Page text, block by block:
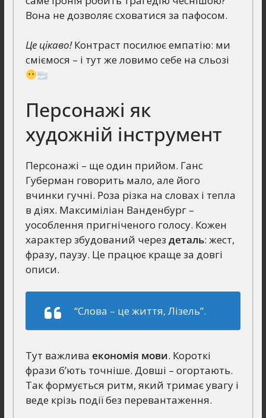
Вона не дозволяє сховатися за пафосом.
Це цікаво!Контраст посилює емпатію: ми
сміємося – і тут же ловимо себе на сльозі
Персонажі як
художній інструмент
Персонажі – ще один прийом. Ганс
Губерман говорить мало, але його
вчинки гучні. Роза різка на словах і тепла
в діях. Максиміліан Ванденбург –
уособлення пригніченого голосу. Кожен
характер збудований через деталь: жест,
фразу, паузу. Це працює краще за довгі
описи.
“Слова – це життя, Лізель”.
Тут важлива економія мови. Короткі
фрази б’ють точніше. Довші – огортають.
Так формується ритм, який тримає увагу і
веде крізь події без перевантаження.